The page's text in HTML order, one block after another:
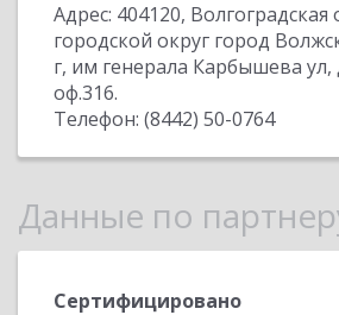
Адрес: 404120, Волгоградская
городской округ город
г, им генерала Карбышева
оф.316.
Телефон: (8442) 50-0764
Данные по
Сертифицировано